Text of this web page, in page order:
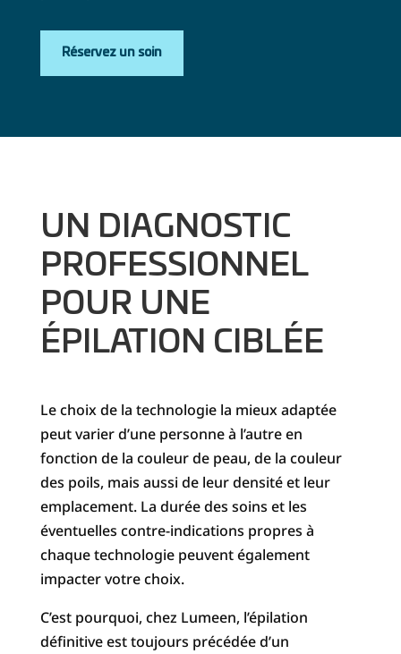
Réservez un soin
UN DIAGNOSTIC
PROFESSIONNEL
POUR UNE
ÉPILATION CIBLÉE
Le choix de la technologie la mieux adaptée
peut varier d’une personne à l’autre en
fonction de la couleur de peau, de la couleur
des poils, mais aussi de leur densité et leur
emplacement. La durée des soins et les
éventuelles contre-indications propres à
chaque technologie peuvent également
impacter votre choix.
C’est pourquoi, chez Lumeen, l’épilation
définitive est toujours précédée d’un